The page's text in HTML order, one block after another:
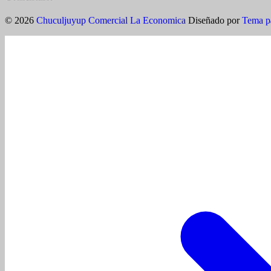
© 2026 Chuculjuyup Comercial La Economica Diseñado por Tema